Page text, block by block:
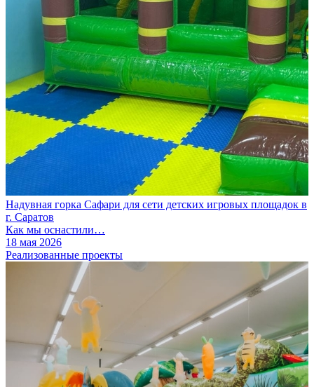
Надувная горка Сафари для сети детских игровых площадок в
г. Саратов
Как мы оснастили…
18 мая 2026
Реализованные проекты